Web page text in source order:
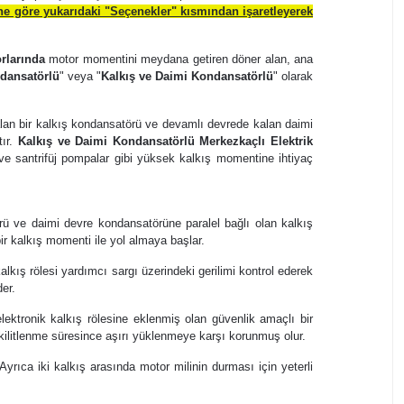
yukarıdaki "Seçenekler" kısmından işaretleyerek
motor momentini meydana getiren döner alan, ana
" veya " Kalkış ve Daimi Kondansatörlü" olarak
bir kalkış kondansatörü ve devamlı devrede kalan daimi
Kalkış ve Daimi Kondansatörlü Merkezkaçlı Elektrik
santrifüj pompalar gibi yüksek kalkış momentine ihtiyaç
ve daimi devre kondansatörüne paralel bağlı olan kalkış
kalkış momenti ile yol almaya başlar.
rölesi yardımcı sargı üzerindeki gerilimi kontrol ederek
kalkış rölesine eklenmiş olan güvenlik amaçlı bir
süresince aşırı yüklenmeye karşı korunmuş olur.
iki kalkış arasında motor milinin durması için yeterli